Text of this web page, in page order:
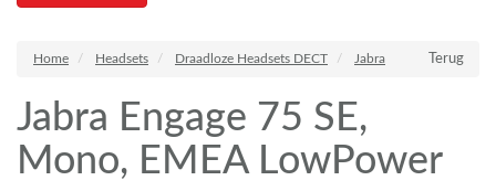
Terug
Home Headsets Draadloze Headsets DECT Jabra
Jabra Engage 75 SE,
Mono, EMEA LowPower